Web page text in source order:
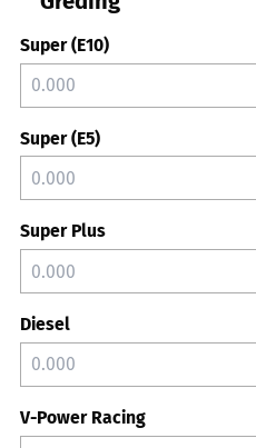
Super (E10)
Super (E5)
Super Plus
Diesel
V-Power Racing